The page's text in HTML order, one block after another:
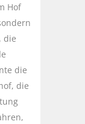
Hof
die
die
die